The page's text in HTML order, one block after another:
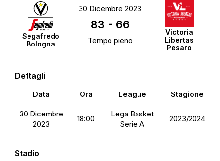
Segafredo
Bologna
Victoria
Libertas
Pesaro
30 Dicembre 2023
83 - 66
Tempo pieno
Dettagli
Data Ora League Stagione
30 Dicembre
2023
18:00
Lega Basket
Serie A
2023/2024
Stadio